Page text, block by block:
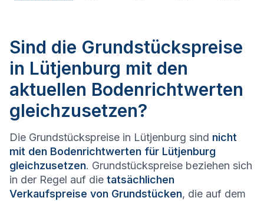
Sind die Grundstückspreise
in Lütjenburg mit den
aktuellen Bodenrichtwerten
gleichzusetzen?
Die Grundstückspreise in Lütjenburg sind nicht
mit den Bodenrichtwerten für Lütjenburg
gleichzusetzen. Grundstückspreise beziehen sich
in der Regel auf die tatsächlichen
Verkaufspreise von Grundstücken, die auf dem